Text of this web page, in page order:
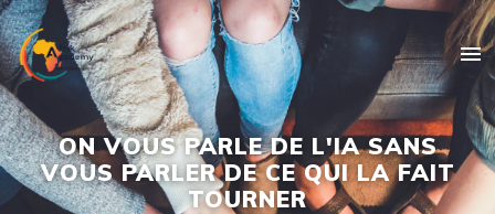
ON VOUS PARLE DE L'IA SANS
VOUS PARLER DE CE QUI LA FAIT
TOURNER